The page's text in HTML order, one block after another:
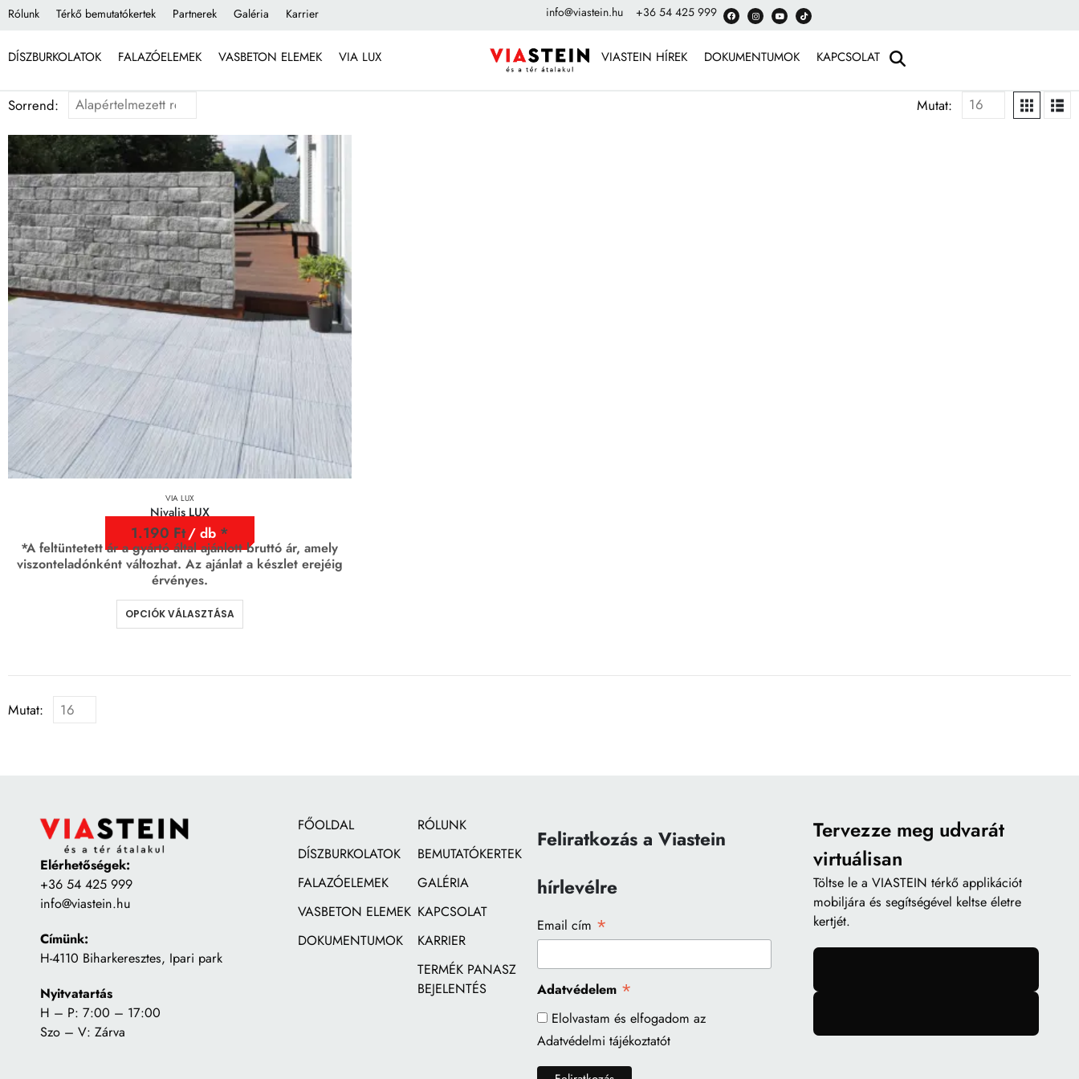
Rólunk Térkő bemutatókertek Partnerek Galéria Karrier info@viastein.hu +36 54 425 999
DÍSZBURKOLATOK FALAZÓELEMEK VASBETON ELEMEK VIA LUX VIASTEIN HÍREK DOKUMENTUMOK KAPCSOLAT
Sorrend: Mutat:
VIA LUX
Nivalis LUX
1.190 Ft/ db
*A feltüntetett ár a gyártó által ajánlott bruttó ár, amely
viszonteladónként változhat. Az ajánlat a készlet erejéig
érvényes.
OPCIÓK VÁLASZTÁSA
Mutat:
Elérhetőségek:
+36 54 425 999
info@viastein.hu
Címünk:
H-4110 Biharkeresztes, Ipari park
Nyitvatartás
H – P: 7:00 – 17:00
Szo – V: Zárva
FŐOLDAL
DÍSZBURKOLATOK
FALAZÓELEMEK
VASBETON ELEMEK
DOKUMENTUMOK
RÓLUNK
BEMUTATÓKERTEK
GALÉRIA
KAPCSOLAT
KARRIER
TERMÉK PANASZ
BEJELENTÉS
Feliratkozás a Viastein
hírlevélre
Email cím *
Adatvédelem *
Elolvastam és elfogadom az
Adatvédelmi tájékoztatót
Tervezze meg udvarát
virtuálisan
Töltse le a VIASTEIN térkő applikációt
mobiljára és segítségével keltse életre
kertjét.